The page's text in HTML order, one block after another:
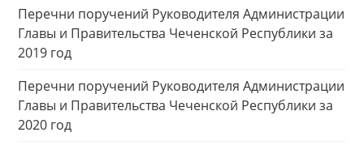
Перечни поручений Руководителя Администрации
Главы и Правительства Чеченской Республики за
2019 год
Перечни поручений Руководителя Администрации
Главы и Правительства Чеченской Республики за
2020 год